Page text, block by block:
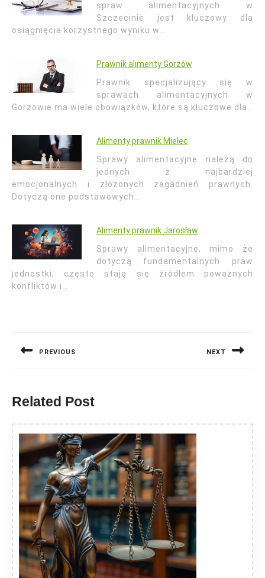
spraw alimentacyjnych w
Szczecinie jest kluczowy dla
osiągnięcia korzystnego wyniku w…
Prawnik alimenty Gorzów
Prawnik specjalizujący się w
sprawach alimentacyjnych w
Gorzowie ma wiele obowiązków, które są kluczowe dla…
Alimenty prawnik Mielec
Sprawy alimentacyjne należą do
jednych z najbardziej
emocjonalnych i złożonych zagadnień prawnych.
Dotyczą one podstawowych…
Alimenty prawnik Jarosław
Sprawy alimentacyjne, mimo że
dotyczą fundamentalnych praw
jednostki, często stają się źródłem poważnych
konfliktów i…
PREVIOUS NEXT
Related Post